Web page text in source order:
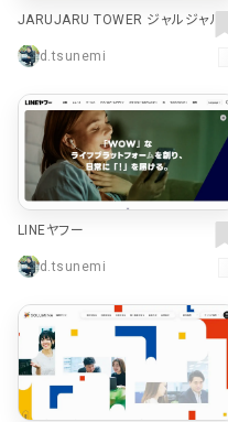
JARUJARU TOWER ジャルジャルタ
d.tsunemi
LINEヤフー
d.tsunemi